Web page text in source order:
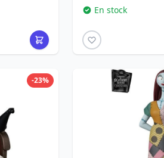
En stock
-23%